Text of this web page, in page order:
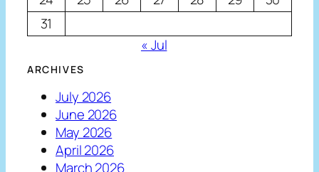
31
« Jul
ARCHIVES
July 2026
June 2026
May 2026
April 2026
March 2026